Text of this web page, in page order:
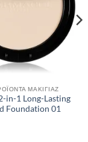
ΜΑΚΙΓΙΆΖ
in-1 Long-Lasting
Foundation 01